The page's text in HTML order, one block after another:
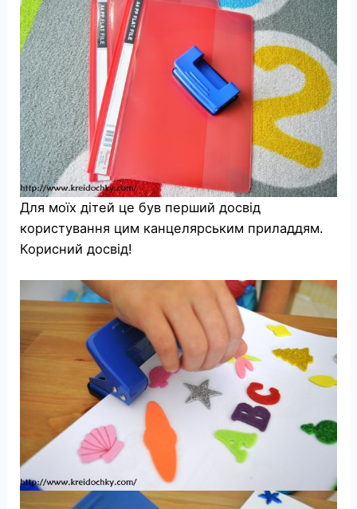
Для моїх дітей це був перший досвід
користування цим канцелярським приладдям.
Корисний досвід!